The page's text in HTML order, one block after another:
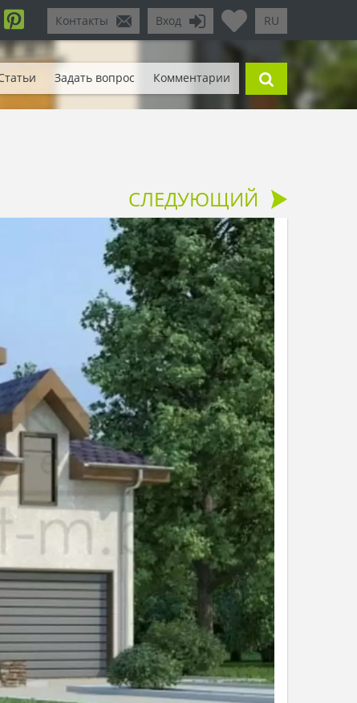
RU
Вход
Контакты
Задать вопрос Комментарии
СЛЕДУЮЩИЙ